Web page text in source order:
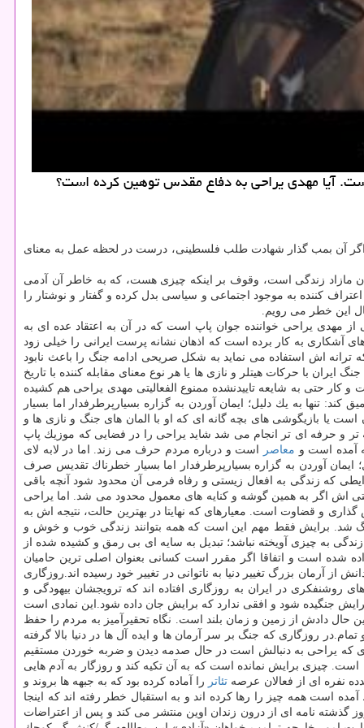
است. آیا مهدی یراحی به دفاع مقدس توهین كرده است؟
آن بمب گذار شهادت طلب فلسطینی، درست در لحظه عمل به معنای
مازاد زندگی است، وقوف بر اینكه چیزی هست، كه به خاطر آن آدمی
كننده به موجود اجتماعی و سیاسی بدل كرده و گفتار و نوشتار را
این خطر می رویم.
تحت تاثیر موزیك ویدئویی جنجالی از مهدی یراحی خواننده جوان پاپ است كه در آن به اعتقاد عده ای به
آشكاری به كار برده است كه اذهان نشانه پرست ایرانی را خیلی زود
بر اینكه یراحی در كلماتی كه ترانه اش استفاده می نماید به شكل صریحی ادامه جنگ را باعث نابود
با حركات هیتلر و نازی ها یا هر نوع معنای مقابله كننده با تاریخ
و كار حتی به شایعه تاییدنشده ممنوع الفعالیتی مهدی یراحی هم كشیده
تنها به یك دلیل؛ ایمان آوردن به گزاره بسیارپرطرفدار اما بسیار
تر و حرفه ای تر انجام می شد شاید یراحی را در فضایی كه موزیك پاپ
آمده است و معاصر
است و درباره مردم حرف می زند. اما در لابه لای
ایمان آوردن به گزاره بسیارپرطرفدار اما بسیار خطرناك تقدیس صرف
كه زندگی به افعال زیستی و رفاه فرمی آن محدود شود آنچه باقی
اش اگر به همین گوشه و كنایه های معمول محدود می شد. اما یراحی
و قضاوت است. معیارهای كه نهایتا در بهترین حالت، نتیجه اش به
شد. برایش فقط مهم این است كه همه بتوانند زندگی خوب و خوش و
به چیزی آویخته نباشد؛ تبدیل به سایه ای بی رمق و كشیده شده از
شده است و اتفاقا اگر مقرر است كسانی بعنوان اصلی ترین حامیان
روشنفكری در ایران به روزگاری افتاده اند كه ترویجشان بیهودگی و
جنگیده شود و افقی ندارد كه برایش جان داده شود.این نمادی است
حال دادش از زمین و زمان بلند است. نگاه تحقیرآمیز به مردم را حفظ
روزگاری كه جنگ بر سر آرمان ها و ایده آل ها در دنیا بالا گرفته
جانب آمریكا قرار گرفته است كه كم از حمله نظامی آن ۸ سال ندارد و همان زندگی ای كه یراحی به دنبالش است در حال صدمه دیدن و ضربه خوردن مستقیم
است. چیزی برایش نمانده است كه به آن تكیه كند و روزگار به آدم هایی
تئاتر را آماده كرده بود كه به جبهه ها بروند و
است همه چیز را رها كرده اند و به استقبال خطر رفته اند كه اینجا
گذشته نامه ای از درون زندان اوین منتشر می كند و پس از اعتراضات